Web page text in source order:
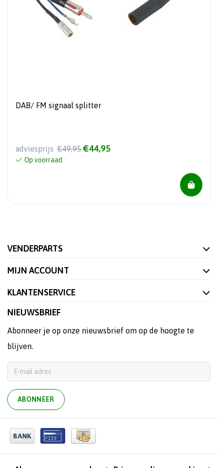
DAB/ FM signaal splitter
adviesprijs €49,95 €44,95
Op voorraad
VENDERPARTS
MIJN ACCOUNT
KLANTENSERVICE
NIEUWSBRIEF
Abonneer je op onze nieuwsbrief om op de hoogte te
blijven.
ABONNEER